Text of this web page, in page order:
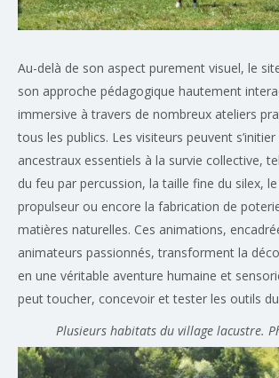
Au-delà de son aspect purement visuel, le
son approche pédagogique hautement
immersive à travers de nombreux ateliers
tous les publics. Les visiteurs peuvent
ancestraux essentiels à la survie collective,
du feu par percussion, la taille fine du silex,
propulseur ou encore la fabrication de
matières naturelles. Ces animations,
animateurs passionnés, transforment la
en une véritable aventure humaine et
peut toucher, concevoir et tester les outils
Plusieurs habitats du village lacustre.